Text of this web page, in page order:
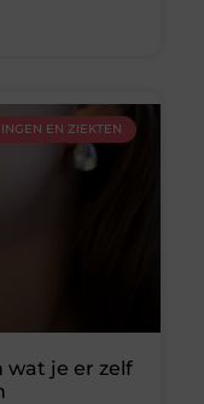
EN ZIEKTEN
wat je er zelf